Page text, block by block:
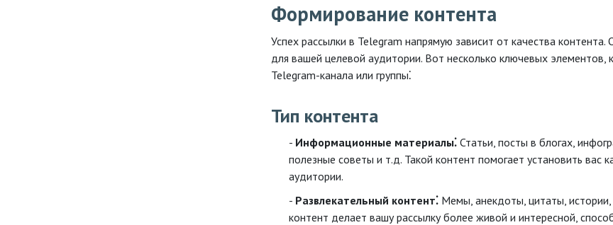
Формирование контента
Успех рассылки в Telegram напрямую зависит от качества
для вашей целевой аудитории. Вот несколько ключевых
Telegram-канала или группы⁚
Тип контента
Информационные материалы⁚ Статьи, посты в блогах,
полезные советы и т.д. Такой контент помогает установить вас
аудитории.
Развлекательный контент⁚ Мемы, анекдоты, цитаты, истории,
контент делает вашу рассылку более живой и интересной,